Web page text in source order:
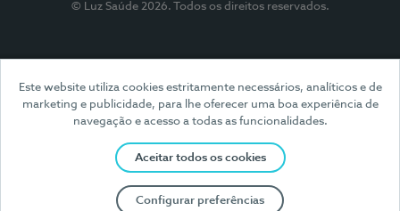
Este website utiliza cookies estritamente necessários, analíticos e de
marketing e publicidade, para lhe oferecer uma boa experiência de
navegação e acesso a todas as funcionalidades.
Aceitar todos os cookies
Configurar preferências
© Luz Saúde 2026. Todos os direitos reservados.